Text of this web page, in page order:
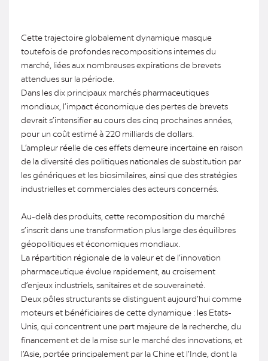
Cette trajectoire globalement dynamique masque
toutefois de profondes recompositions internes du
marché, liées aux nombreuses expirations de brevets
attendues sur la période.
Dans les dix principaux marchés pharmaceutiques
mondiaux, l’impact économique des pertes de brevets
devrait s’intensifier au cours des cinq prochaines années,
pour un coût estimé à 220 milliards de dollars.
L’ampleur réelle de ces effets demeure incertaine en raison
de la diversité des politiques nationales de substitution par
les génériques et les biosimilaires, ainsi que des stratégies
industrielles et commerciales des acteurs concernés.
Au-delà des produits, cette recomposition du marché
s’inscrit dans une transformation plus large des équilibres
géopolitiques et économiques mondiaux.
La répartition régionale de la valeur et de l’innovation
pharmaceutique évolue rapidement, au croisement
d’enjeux industriels, sanitaires et de souveraineté.
Deux pôles structurants se distinguent aujourd’hui comme
moteurs et bénéficiaires de cette dynamique : les Etats-
Unis, qui concentrent une part majeure de la recherche, du
financement et de la mise sur le marché des innovations, et
l’Asie, portée principalement par la Chine et l’Inde, dont la